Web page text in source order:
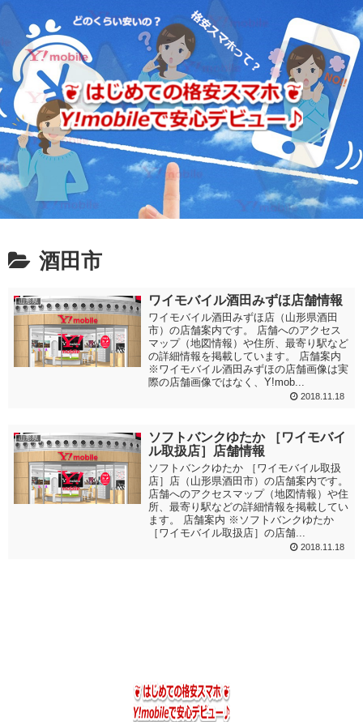
酒田市
山形県 ワイモバイル酒田みずほ店舗情報
ワイモバイル酒田みずほ店（山形県酒田
市）の店舗案内です。 店舗へのアクセス
マップ（地図情報）や住所、最寄り駅など
の詳細情報を掲載しています。 店舗案内
※ワイモバイル酒田みずほの店舗画像は実
際の店舗画像ではなく、Y!mob...
2018.11.18
山形県
ソフトバンクゆたか ［ワイモバイ
ル取扱店］店舗情報
ソフトバンクゆたか ［ワイモバイル取扱
店］店（山形県酒田市）の店舗案内です。
店舗へのアクセスマップ（地図情報）や住
所、最寄り駅などの詳細情報を掲載してい
ます。 店舗案内 ※ソフトバンクゆたか
［ワイモバイル取扱店］の店舗...
2018.11.18